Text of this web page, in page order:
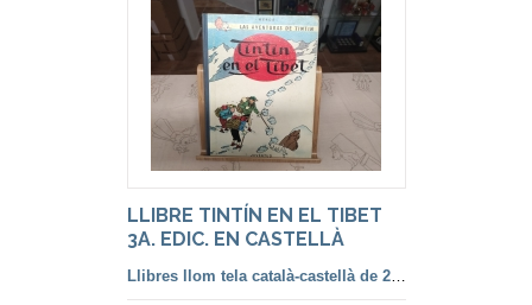
LLIBRE TINTÍN EN EL TIBET
3A. EDIC. EN CASTELLÀ
Llibres llom tela català-castellà de 2ª a 5ª Edició